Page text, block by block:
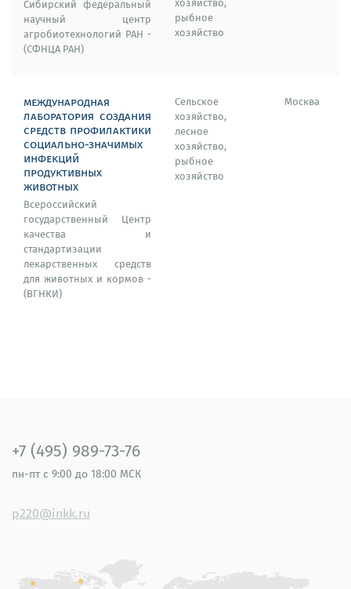
(ФГБНУ ВИЗР).
Сибирский федеральный
научный центр
агробиотехнологий РАН -
(СФНЦА РАН)
рыбное
хозяйство
международная
лаборатория создания
средств профилактики
социально-значимых
инфекций
продуктивных
животных
Всероссийский
государственный Центр
качества и
стандартизации
лекарственных средств
для животных и кормов -
(ВГНКИ)
Сельское
хозяйство,
лесное
хозяйство,
рыбное
хозяйство
Москва
+7 (495) 989-73-76
пн-пт с 9:00 до 18:00 МСК
p220@inkk.ru